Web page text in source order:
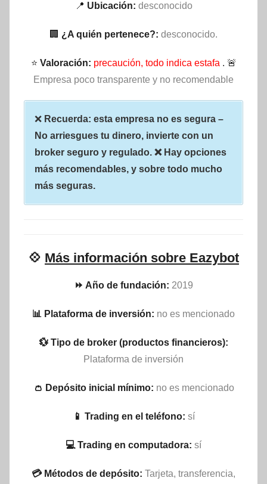
📍 Ubicación: desconocido
🏢 ¿A quién pertenece?: desconocido.
⭐ Valoración: precaución, todo indica estafa . 🚨
Empresa poco transparente y no recomendable
❌ Recuerda: esta empresa no es segura –
No arriesgues tu dinero, invierte con un
broker seguro y regulado. ❌ Hay opciones
más recomendables, y sobre todo mucho
más seguras.
💠 Más información sobre Eazybot
⏩ Año de fundación: 2019
📊 Plataforma de inversión: no es mencionado
💱 Tipo de broker (productos financieros):
Plataforma de inversión
👛 Depósito inicial mínimo: no es mencionado
📱 Trading en el teléfono: sí
💻 Trading en computadora: sí
💳 Métodos de depósito: Tarjeta, transferencia,